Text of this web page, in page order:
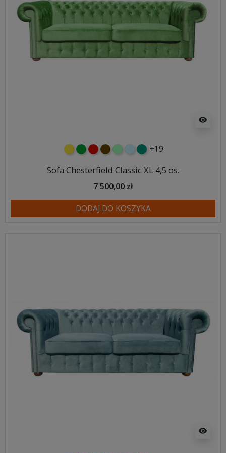
visibility
żółtyzielonyczerwony
czekoladowy
miętowybłękitny
turkusowy
+19
Sofa Chesterfield Classic XL 4,5 os.
7 500,00 zł
DODAJ DO KOSZYKA
visibility